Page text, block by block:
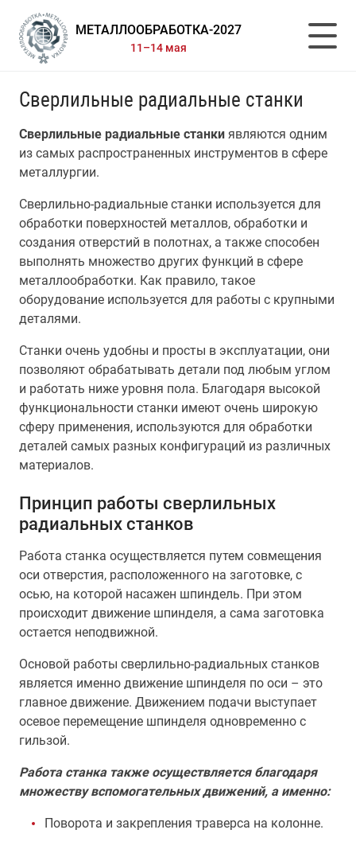
МЕТАЛЛООБРАБОТКА-2027
11–14 мая
Сверлильные радиальные станки
Сверлильные радиальные станки являются одним
из самых распространенных инструментов в сфере
металлургии.
Сверлильно-радиальные станки используется для
обработки поверхностей металлов, обработки и
создания отверстий в полотнах, а также способен
выполнять множество других функций в сфере
металлообработки. Как правило, такое
оборудование используется для работы с крупными
деталями.
Станки очень удобны и просты в эксплуатации, они
позволяют обрабатывать детали под любым углом
и работать ниже уровня пола. Благодаря высокой
функциональности станки имеют очень широкую
сферу применения, используются для обработки
деталей самых разных конфигураций из различных
материалов.
Принцип работы сверлильных
радиальных станков
Работа станка осуществляется путем совмещения
оси отверстия, расположенного на заготовке, с
осью, на которой насажен шпиндель. При этом
происходит движение шпинделя, а сама заготовка
остается неподвижной.
Основой работы сверлильно-радиальных станков
является именно движение шпинделя по оси – это
главное движение. Движением подачи выступает
осевое перемещение шпинделя одновременно с
гильзой.
Работа станка также осуществляется благодаря
множеству вспомогательных движений, а именно:
Поворота и закрепления траверса на колонне.